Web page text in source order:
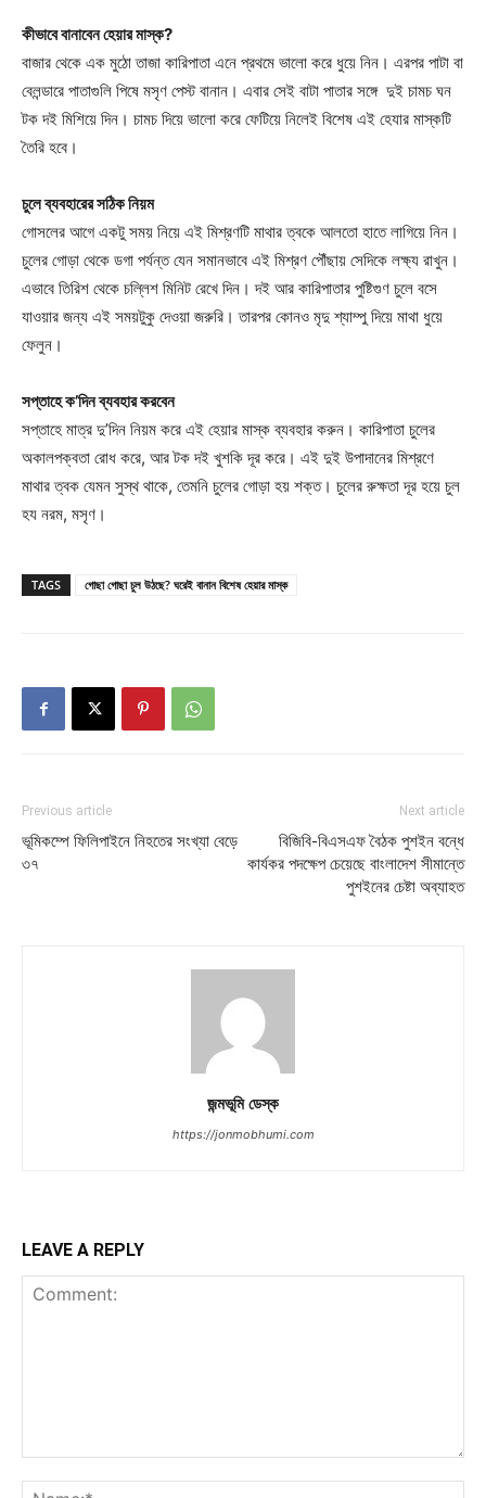
কীভাবে বানাবেন হেয়ার মাস্ক?
বাজার থেকে এক মুঠো তাজা কারিপাতা এনে প্রথমে ভালো করে ধুয়ে নিন। এরপর পাটা বা
বেলন্ডারে পাতাগুলি পিষে মসৃণ পেস্ট বানান। এবার সেই বাটা পাতার সঙ্গে দুই চামচ ঘন
টক দই মিশিয়ে দিন। চামচ দিয়ে ভালো করে ফেটিয়ে নিলেই বিশেষ এই হেযার মাস্কটি
তৈরি হবে।
চুলে ব্যবহারের সঠিক নিয়ম
গোসলের আগে একটু সময় নিয়ে এই মিশ্রণটি মাথার ত্বকে আলতো হাতে লাগিয়ে নিন।
চুলের গোড়া থেকে ডগা পর্যন্ত যেন সমানভাবে এই মিশ্রণ পৌঁছায় সেদিকে লক্ষ্য রাখুন।
এভাবে তিরিশ থেকে চল্লিশ মিনিট রেখে দিন। দই আর কারিপাতার পুষ্টিগুণ চুলে বসে
যাওয়ার জন্য এই সময়টুকু দেওয়া জরুরি। তারপর কোনও মৃদু শ্যাম্পু দিয়ে মাথা ধুয়ে
ফেলুন।
সপ্তাহে ক’দিন ব্যবহার করবেন
সপ্তাহে মাত্র দু’দিন নিয়ম করে এই হেয়ার মাস্ক ব্যবহার করুন। কারিপাতা চুলের
অকালপক্বতা রোধ করে, আর টক দই খুশকি দূর করে। এই দুই উপাদানের মিশ্রণে
মাথার ত্বক যেমন সুস্থ থাকে, তেমনি চুলের গোড়া হয় শক্ত। চুলের রুক্ষতা দূর হয়ে চুল
হয নরম, মসৃণ।
TAGS গোছা গোছা চুল উঠছে? ঘরেই বানান বিশেষ হেয়ার মাস্ক
Previous article
ভূমিকম্পে ফিলিপাইনে নিহতের সংখ্যা বেড়ে
৩৭
Next article
বিজিবি-বিএসএফ বৈঠক পুশইন বন্ধে
কার্যকর পদক্ষেপ চেয়েছে বাংলাদেশ সীমান্তে
পুশইনের চেষ্টা অব্যাহত
জন্মভূমি ডেস্ক
https://jonmobhumi.com
LEAVE A REPLY